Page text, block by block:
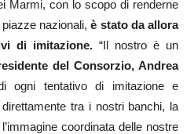
Marmi, con lo scopo di renderne
piazze nazionali,è stato da allora
di imitazione. “Il nostro è un
del Consorzio, Andrea
ogni tentativo di imitazione e
tra i nostri banchi, la
coordinata delle nostre